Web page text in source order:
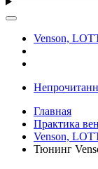
Venson,
Главная
Практика
Venson,
Тюнинг